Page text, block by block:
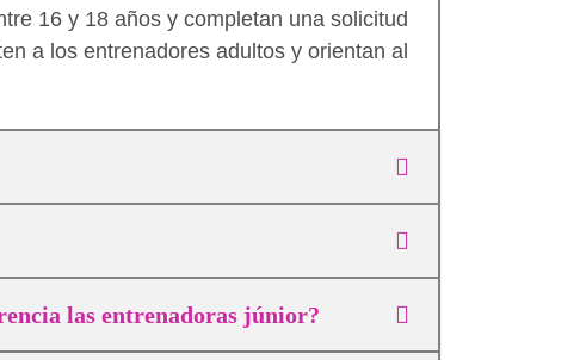
16 y 18 años y completan una solicitud
a los entrenadores adultos y orientan al
las entrenadoras júnior?